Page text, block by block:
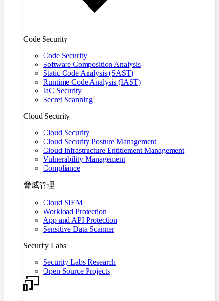
Code Security
Code Security
Software Composition Analysis
Static Code Analysis (SAST)
Runtime Code Analysis (IAST)
IaC Security
Secret Scanning
Cloud Security
Cloud Security
Cloud Security Posture Management
Cloud Infrastructure Entitlement Management
Vulnerability Management
Compliance
脅威管理
Cloud SIEM
Workload Protection
App and API Protection
Sensitive Data Scanner
Security Labs
Security Labs Research
Open Source Projects